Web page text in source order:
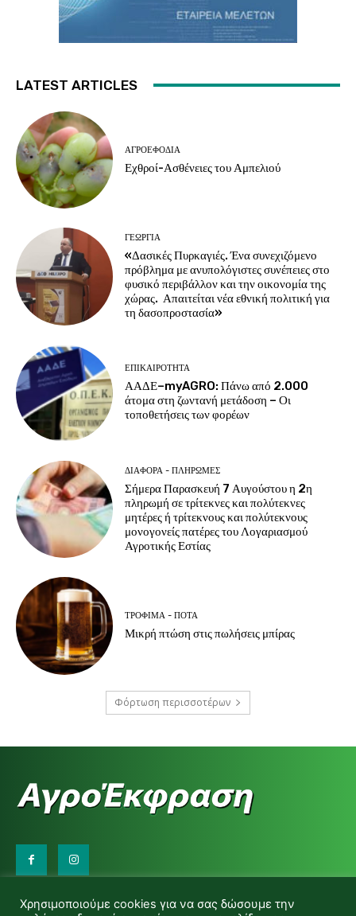
LATEST ARTICLES
ΑΓΡΟΕΦΌΔΙΑ
Εχθροί-Ασθένειες του Αμπελιού
ΓΕΩΡΓΊΑ
«Δασικές Πυρκαγιές. Ένα συνεχιζόμενο
πρόβλημα με ανυπολόγιστες συνέπειες στο
φυσικό περιβάλλον και την οικονομία της
χώρας. Απαιτείται νέα εθνική πολιτική για
τη δασοπροστασία»
ΕΠΙΚΑΙΡΌΤΗΤΑ
ΑΑΔΕ–myAGRO: Πάνω από 2.000
άτομα στη ζωντανή μετάδοση – Οι
τοποθετήσεις των φορέων
ΔΙΆΦΟΡΑ - ΠΛΗΡΩΜΈΣ
Σήμερα Παρασκευή 7 Αυγούστου η 2η
πληρωμή σε τρίτεκνες και πολύτεκνες
μητέρες ή τρίτεκνους και πολύτεκνους
μονογονείς πατέρες του Λογαριασμού
Αγροτικής Εστίας
ΤΡΌΦΙΜΑ - ΠΟΤΆ
Μικρή πτώση στις πωλήσεις μπίρας
Φόρτωση περισσοτέρων
d.makas@yahoo.gr
Χρησιμοποιούμε cookies για να σας δώσουμε την